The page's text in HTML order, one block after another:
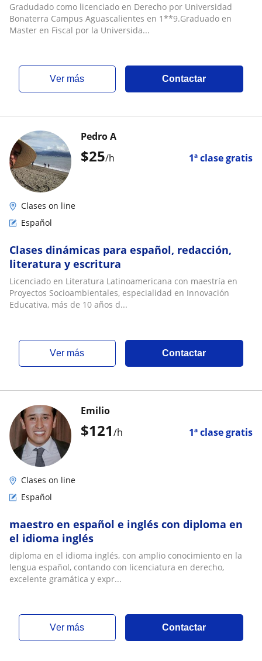
Gradudado como licenciado en Derecho por Universidad
Bonaterra Campus Aguascalientes en 1**9.Graduado en
Master en Fiscal por la Universida...
ver más Contactar
$25/h 1ª clase gratis
Pedro A
Clases on line
Español
Clases dinámicas para español, redacción,
literatura y escritura
Licenciado en Literatura Latinoamericana con maestría en
Proyectos Socioambientales, especialidad en Innovación
Educativa, más de 10 años d...
ver más Contactar
$121/h 1ª clase gratis
Emilio
Clases on line
Español
maestro en español e inglés con diploma en
el idioma inglés
diploma en el idioma inglés, con amplio conocimiento en la
lengua español, contando con licenciatura en derecho,
excelente gramática y expr...
ver más Contactar